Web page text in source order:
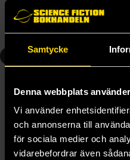
Samtycke
Denna webbplats
Vi använder
och annonserna till
för sociala medier och
vidarebefordrar även